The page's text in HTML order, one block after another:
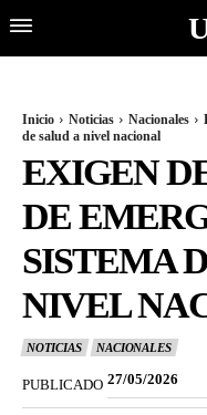
Inicio Noticias Nacionales
de salud a nivel nacional
EXIGEN
DE
SISTEMA
NIVEL
NOTICIAS NACIONALES
PUBLICADO 27/05/2026